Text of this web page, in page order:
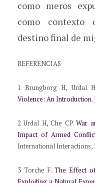
como meros
como contexto
destino final de
REFERENCIAS
1 Brungborg H, Urdal
Violence: An Introduction.
2 Urdal H, Che CP.War
Impact of Armed
International Interactions,
3 Torche F.The Effect